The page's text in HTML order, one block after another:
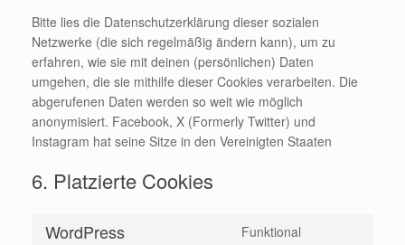
Bitte lies die Datenschutzerklärung dieser sozialen
Netzwerke (die sich regelmäßig ändern kann), um zu
erfahren, wie sie mit deinen (persönlichen) Daten
umgehen, die sie mithilfe dieser Cookies verarbeiten. Die
abgerufenen Daten werden so weit wie möglich
anonymisiert. Facebook, X (Formerly Twitter) und
Instagram hat seine Sitze in den Vereinigten Staaten
6. Platzierte Cookies
WordPress Funktional